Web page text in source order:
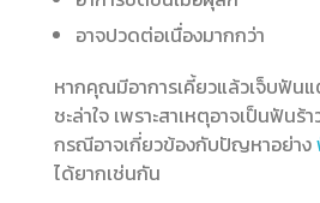
อาจปวดต่อเนื่องมากกว่า
หากคุณมีอาการเคี้ยวแล้วเจ็บฟัน
ชะล่าใจ เพราะสาเหตุอาจเป็นฟันร้
กรณีอาจเกี่ยวข้องกับปัญหาอย่าง
ได้ยากเช่นกัน